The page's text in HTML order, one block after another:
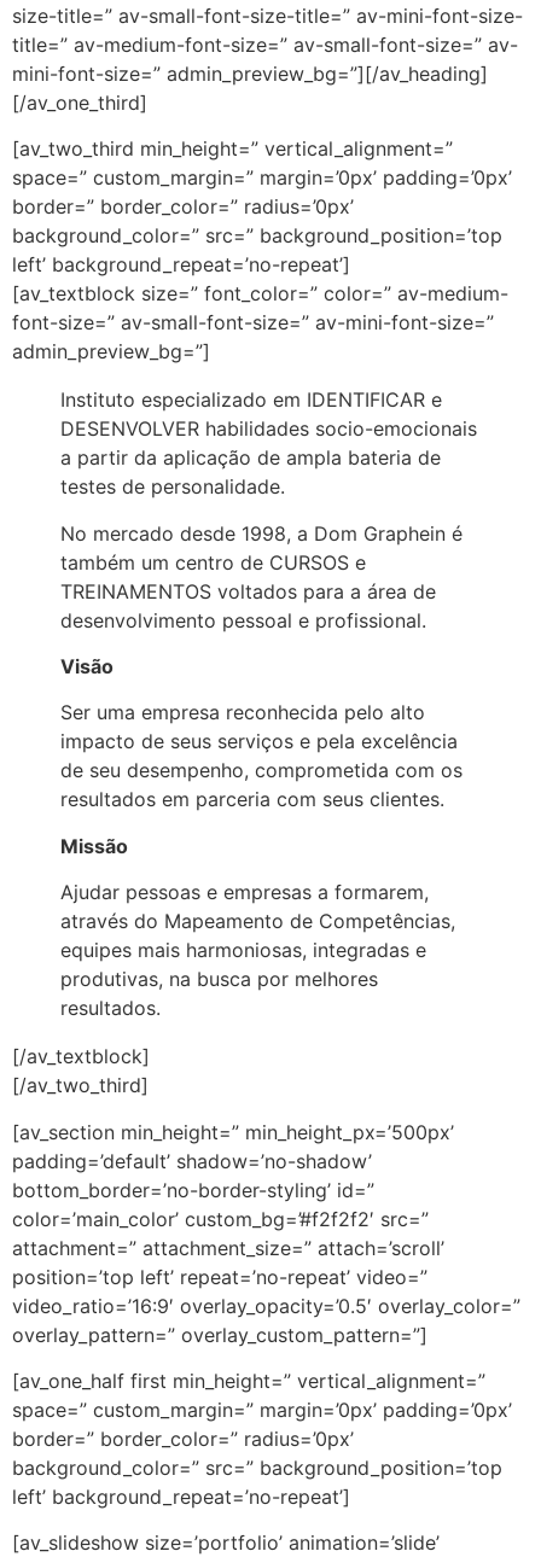
size-title=” av-small-font-size-title=” av-mini-font-size-
title=” av-medium-font-size=” av-small-font-size=” av-
mini-font-size=” admin_preview_bg=”][/av_heading]
[/av_one_third]
[av_two_third min_height=” vertical_alignment=”
space=” custom_margin=” margin=’0px’ padding=’0px’
border=” border_color=” radius=’0px’
background_color=” src=” background_position=’top
left’ background_repeat=’no-repeat’]
[av_textblock size=” font_color=” color=” av-medium-
font-size=” av-small-font-size=” av-mini-font-size=”
admin_preview_bg=”]
Instituto especializado em IDENTIFICAR e
DESENVOLVER habilidades socio-emocionais
a partir da aplicação de ampla bateria de
testes de personalidade.
No mercado desde 1998, a Dom Graphein é
também um centro de CURSOS e
TREINAMENTOS voltados para a área de
desenvolvimento pessoal e profissional.
Visão
Ser uma empresa reconhecida pelo alto
impacto de seus serviços e pela excelência
de seu desempenho, comprometida com os
resultados em parceria com seus clientes.
Missão
Ajudar pessoas e empresas a formarem,
através do Mapeamento de Competências,
equipes mais harmoniosas, integradas e
produtivas, na busca por melhores
resultados.
[/av_textblock]
[/av_two_third]
[av_section min_height=” min_height_px=’500px’
padding=’default’ shadow=’no-shadow’
bottom_border=’no-border-styling’ id=”
color=’main_color’ custom_bg=’#f2f2f2′ src=”
attachment=” attachment_size=” attach=’scroll’
position=’top left’ repeat=’no-repeat’ video=”
video_ratio=’16:9′ overlay_opacity=’0.5′ overlay_color=”
overlay_pattern=” overlay_custom_pattern=”]
[av_one_half first min_height=” vertical_alignment=”
space=” custom_margin=” margin=’0px’ padding=’0px’
border=” border_color=” radius=’0px’
background_color=” src=” background_position=’top
left’ background_repeat=’no-repeat’]
[av_slideshow size=’portfolio’ animation=’slide’